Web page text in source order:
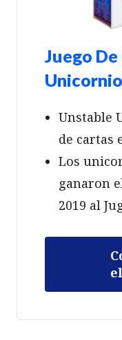
Juego
Unstable
de cartas
Los
ganaron
2019 al